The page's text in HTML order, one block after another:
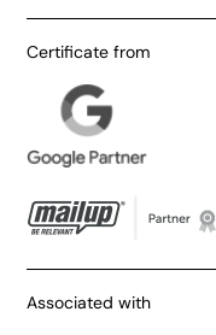
Certificate from
Associated with